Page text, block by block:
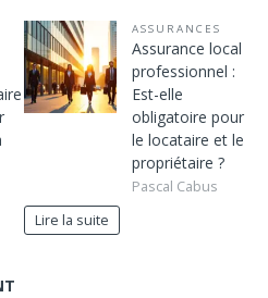
ASSURANCES
Assurance local
professionnel :
Est-elle
obligatoire pour
le locataire et le
propriétaire ?
Pascal Cabus
Lire la suite